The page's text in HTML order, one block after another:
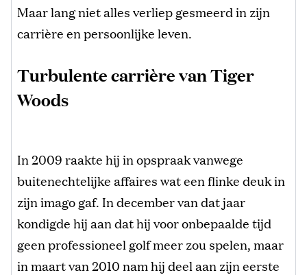
Maar lang niet alles verliep gesmeerd in zijn
carrière en persoonlijke leven.
Turbulente carrière van Tiger
Woods
In 2009 raakte hij in opspraak vanwege
buitenechtelijke affaires wat een flinke deuk in
zijn imago gaf. In december van dat jaar
kondigde hij aan dat hij voor onbepaalde tijd
geen professioneel golf meer zou spelen, maar
in maart van 2010 nam hij deel aan zijn eerste